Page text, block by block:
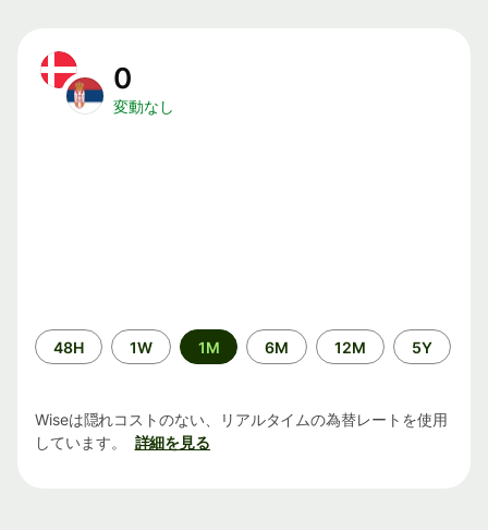
0
変動なし
期
間
48H 1W 1M 6M 12M 5Y
Wiseは隠れコストのない、リアルタイムの為替レートを使用
しています。
詳細を見る